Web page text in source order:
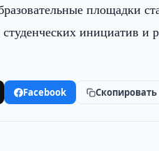
площадки
инициатив и
Facebook